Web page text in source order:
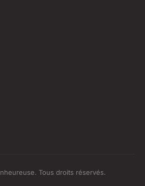
Tous droits réservés.